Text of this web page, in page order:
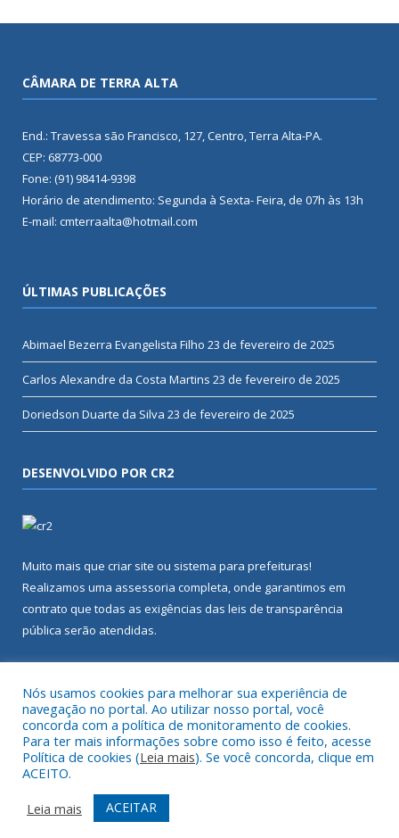
CÂMARA DE TERRA ALTA
End.: Travessa são Francisco, 127, Centro, Terra Alta-PA.
CEP: 68773-000
Fone: (91) 98414-9398
Horário de atendimento: Segunda à Sexta- Feira, de 07h às 13h
E-mail: cmterraalta@hotmail.com
ÚLTIMAS PUBLICAÇÕES
Abimael Bezerra Evangelista Filho 23 de fevereiro de 2025
Carlos Alexandre da Costa Martins 23 de fevereiro de 2025
Doriedson Duarte da Silva 23 de fevereiro de 2025
DESENVOLVIDO POR CR2
Muito mais que criar site ou sistema para prefeituras!
Realizamos uma assessoria completa, onde garantimos em
contrato que todas as exigências das leis de transparência
pública serão atendidas.
Todos os direitos reservados a Câmara Municipal de Terra Alta.
Mapa do Site
Acessar Área Administrativa
Acessar Webmail
Nós usamos cookies para melhorar sua experiência de
navegação no portal. Ao utilizar nosso portal, você
concorda com a política de monitoramento de cookies.
Para ter mais informações sobre como isso é feito, acesse
Política de cookies (Leia mais). Se você concorda, clique em
ACEITO.
Leia mais
ACEITAR